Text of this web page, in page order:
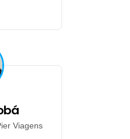
Qualitours,
maiores
brasileiro.
Viagens